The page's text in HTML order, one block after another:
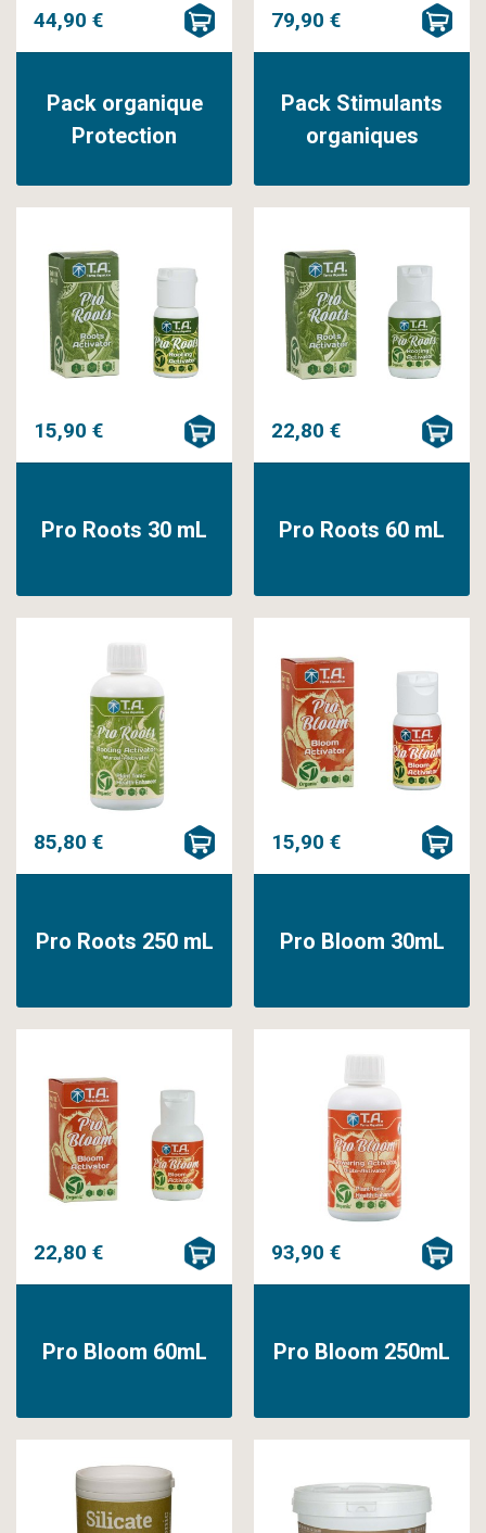
44,90 €
Pack organique
Protection
79,90 €
Pack Stimulants
organiques
15,90 €
Pro Roots 30 mL
22,80 €
Pro Roots 60 mL
85,80 €
Pro Roots 250 mL
15,90 €
Pro Bloom 30mL
22,80 €
Pro Bloom 60mL
93,90 €
Pro Bloom 250mL